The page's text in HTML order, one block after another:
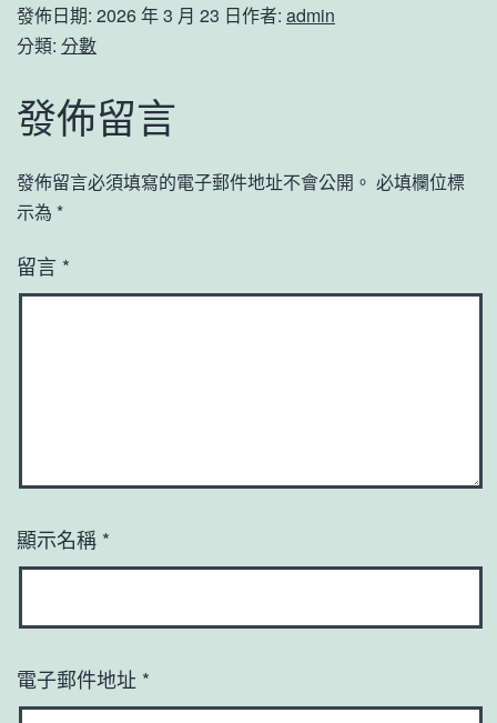
發佈日期: 2026 年 3 月 23 日作者: admin
分類: 分數
發佈留言
發佈留言必須填寫的電子郵件地址不會公開。 必填欄位標
示為 *
留言 *
顯示名稱 *
電子郵件地址 *